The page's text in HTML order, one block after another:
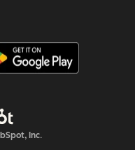
Inc.